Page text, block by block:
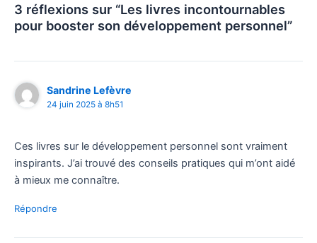
3 réflexions sur “Les livres incontournables
pour booster son développement personnel”
Sandrine Lefèvre
24 juin 2025 à 8h51
Ces livres sur le développement personnel sont vraiment
inspirants. J’ai trouvé des conseils pratiques qui m’ont aidé
à mieux me connaître.
Répondre